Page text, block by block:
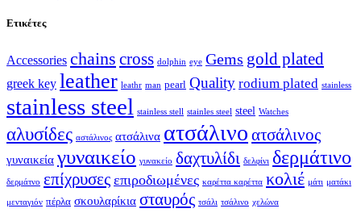
Ετικέτες
Accessories chains cross dolphin eye Gems gold plated
greek key leather leathr man pearl Quality rodium plated stainless
stainless steel stainless stell stainles steel steel Watches
αλυσίδες αστάλινος ατσάλινα ατσάλινο ατσάλινος
γυναικεία γυναικείο γυνακείο δαχτυλίδι δελφίνι δερμάτινο
δερμάτνο επίχρυσες επιροδιωμένες καρέττα καρέττα κολιέ μάτι ματάκι
μενταγιόν πέρλα σκουλαρίκια σταυρός τσάλι τσάλινο χελώνα